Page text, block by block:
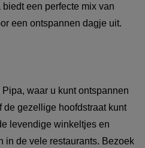
een perfecte mix van
een ontspannen dagje uit.
waar u kunt ontspannen
de gezellige hoofdstraat kunt
levendige winkeltjes en
in de vele restaurants. Bezoek